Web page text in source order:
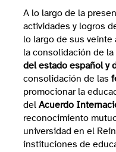
A lo largo de la
actividades y logros
lo largo de sus veinte
la consolidación de la
del estado español y
consolidación de las
promocionar la
del Acuerdo
reconocimiento
universidad en el
instituciones de